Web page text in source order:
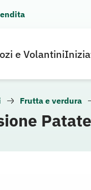
e Volantini
Frutta e verdura